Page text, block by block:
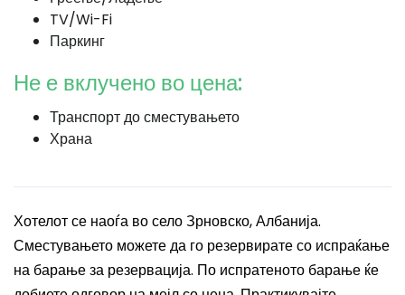
TV/Wi-Fi
Паркинг
Не е вклучено во цена:
Транспорт до сместувањето
Храна
Хотелот се наоѓа во село Зрновско, Албанија.
Сместувањето можете да го резервирате со испраќање
на барање за резервација. По испратеното барање ќе